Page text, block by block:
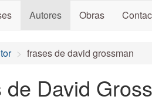
Autores Obras
frases de david grossman
de David